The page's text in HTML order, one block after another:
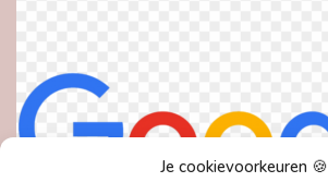
Je cookievoorkeuren 🍪